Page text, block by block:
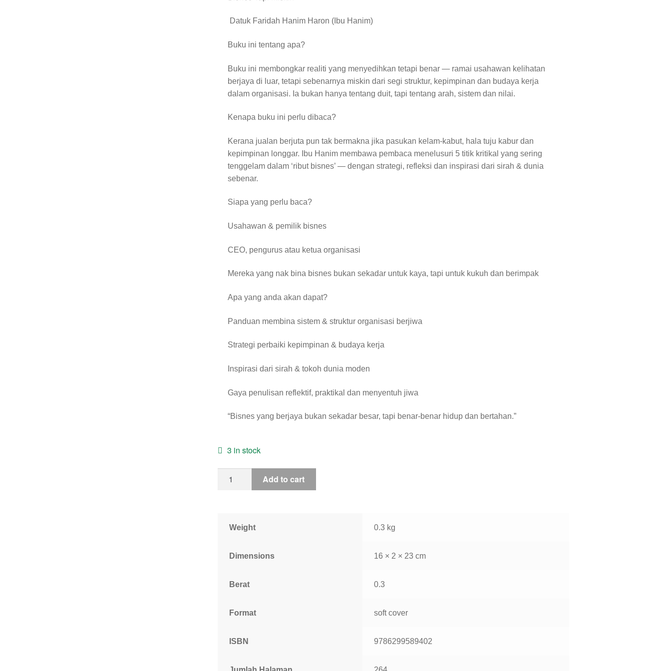
️ Datuk Faridah Hanim Haron (Ibu Hanim)
Buku ini tentang apa?
Buku ini membongkar realiti yang menyedihkan tetapi benar — ramai usahawan kelihatan
berjaya di luar, tetapi sebenarnya miskin dari segi struktur, kepimpinan dan budaya kerja
dalam organisasi. Ia bukan hanya tentang duit, tapi tentang arah, sistem dan nilai.
Kenapa buku ini perlu dibaca?
Kerana jualan berjuta pun tak bermakna jika pasukan kelam-kabut, hala tuju kabur dan
kepimpinan longgar. Ibu Hanim membawa pembaca menelusuri 5 titik kritikal yang sering
tenggelam dalam ‘ribut bisnes’ — dengan strategi, refleksi dan inspirasi dari sirah & dunia
sebenar.
Siapa yang perlu baca?
Usahawan & pemilik bisnes
CEO, pengurus atau ketua organisasi
Mereka yang nak bina bisnes bukan sekadar untuk kaya, tapi untuk kukuh dan berimpak
Apa yang anda akan dapat?
Panduan membina sistem & struktur organisasi berjiwa
Strategi perbaiki kepimpinan & budaya kerja
Inspirasi dari sirah & tokoh dunia moden
Gaya penulisan reflektif, praktikal dan menyentuh jiwa
“Bisnes yang berjaya bukan sekadar besar, tapi benar-benar hidup dan bertahan.”
3 in stock
Add to cart
Weight 0.3 kg
Dimensions 16 × 2 × 23 cm
Berat 0.3
Format soft cover
ISBN 9786299589402